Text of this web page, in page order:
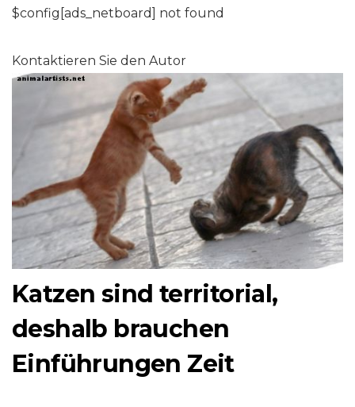
$config[ads_netboard] not found
Kontaktieren Sie den Autor
Katzen sind territorial,
deshalb brauchen
Einführungen Zeit